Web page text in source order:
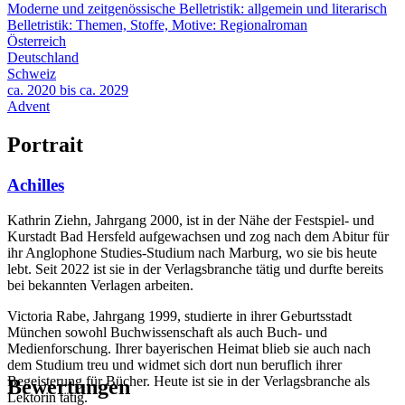
Moderne und zeitgenössische Belletristik: allgemein und literarisch
Belletristik: Themen, Stoffe, Motive: Regionalroman
Österreich
Deutschland
Schweiz
ca. 2020 bis ca. 2029
Advent
Portrait
Achilles
Kathrin Ziehn, Jahrgang 2000, ist in der Nähe der Festspiel- und
Kurstadt Bad Hersfeld aufgewachsen und zog nach dem Abitur für
ihr Anglophone Studies-Studium nach Marburg, wo sie bis heute
lebt. Seit 2022 ist sie in der Verlagsbranche tätig und durfte bereits
bei bekannten Verlagen arbeiten.
Victoria Rabe, Jahrgang 1999, studierte in ihrer Geburtsstadt
München sowohl Buchwissenschaft als auch Buch- und
Medienforschung. Ihrer bayerischen Heimat blieb sie auch nach
dem Studium treu und widmet sich dort nun beruflich ihrer
Begeisterung für Bücher. Heute ist sie in der Verlagsbranche als
Lektorin tätig.
Bewertungen